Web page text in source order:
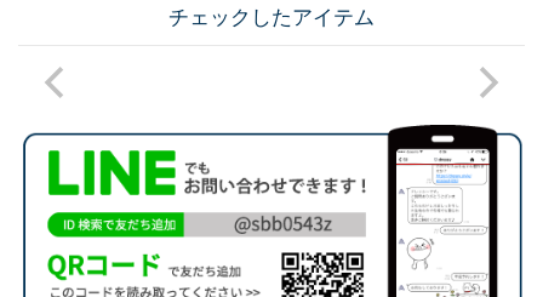
チェックしたアイテム